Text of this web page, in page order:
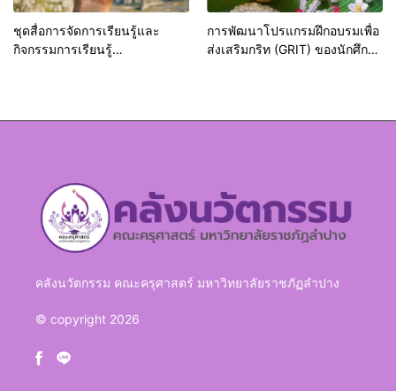
ชุดสื่อการจัดการเรียนรู้และ
กิจกรรมการเรียนรู้
การพัฒนาโปรแกรมฝึกอบรมเพื่อ
ส่งเสริมกริท (GRIT) ของนักศึกษา
คลังนวัตกรรม คณะครุศาสตร์ มหาวิทยาลัยราชภัฏลำปาง
© copyright 2026